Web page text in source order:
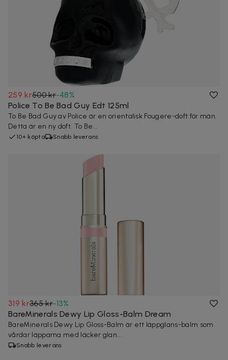
259 kr500 kr-48%
Police To Be Bad Guy Edt 125ml
To Be Bad Guy av Police är en orientalisk Fougere-doft för män.
Detta är en ny doft. To Be...
10+ köpta Snabb leverans
319 kr365 kr-13%
BareMinerals Dewy Lip Gloss-Balm Dream
BareMinerals Dewy Lip Gloss-Balm är ett läppglans-balm som
vårdar läpparna med läcker glan...
Snabb leverans